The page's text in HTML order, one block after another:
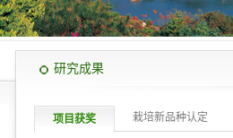
研究成果
项目获奖 栽培新品种认定